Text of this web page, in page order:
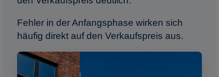
Fehler in der Anfangsphase wirken sich
häufig direkt auf den Verkaufspreis aus.